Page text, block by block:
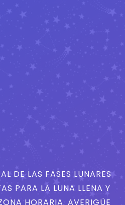
DE LAS FASES LUNARES
PARA LA LUNA LLENA Y
HORARIA. AVERIGÜE